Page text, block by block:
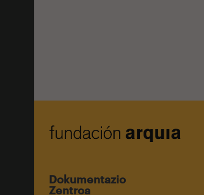
Dokumentazio
Zentroa